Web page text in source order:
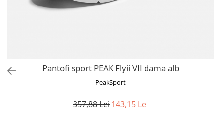
Pantofi sport PEAK Flyii VII dama alb
PeakSport
357,88 Lei 143,15 Lei